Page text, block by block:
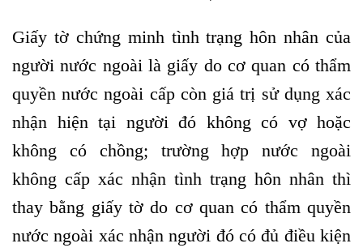
Giấy tờ chứng minh tình trạng hôn nhân của
người nước ngoài là giấy do cơ quan có thẩm
quyền nước ngoài cấp còn giá trị sử dụng xác
nhận hiện tại người đó không có vợ hoặc
không có chồng; trường hợp nước ngoài
không cấp xác nhận tình trạng hôn nhân thì
thay bằng giấy tờ do cơ quan có thẩm quyền
nước ngoài xác nhận người đó có đủ điều kiện